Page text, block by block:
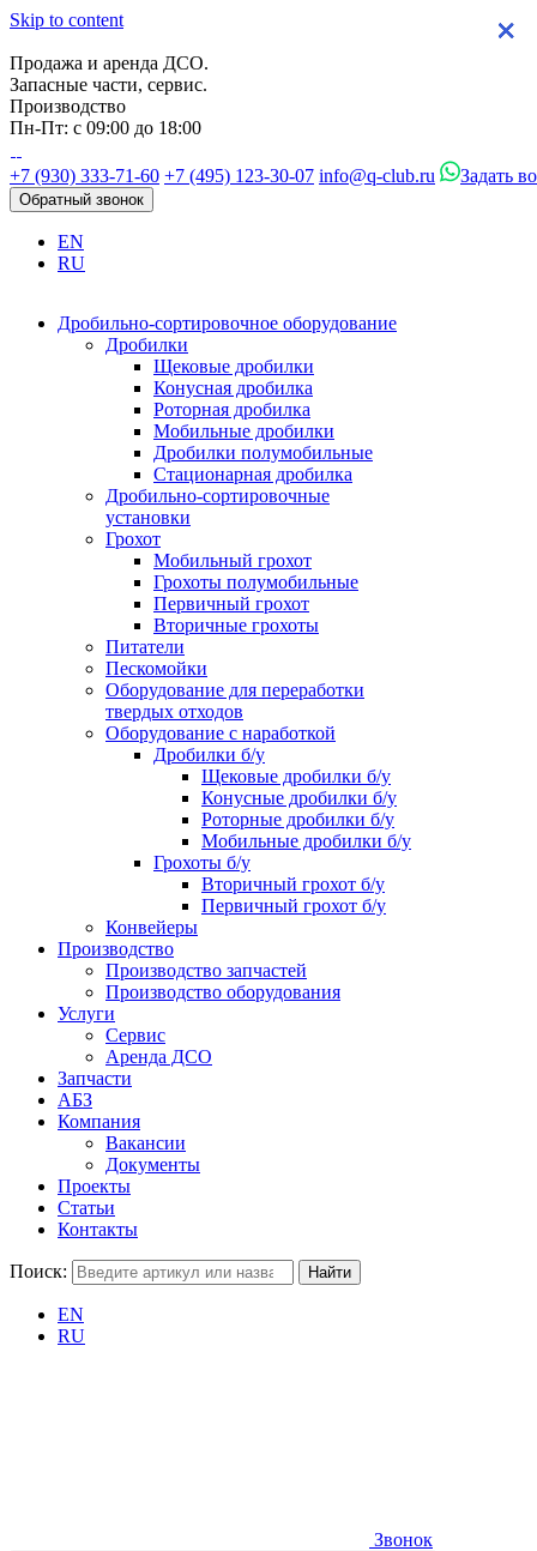
Skip to content
Продажа и аренда ДСО.
Запасные части, сервис.
Производство
Пн-Пт: с 09:00 до 18:00
+7 (930) 333-71-60 +7 (495) 123-30-07 info@q-club.ru Задать
Обратный звонок
EN
RU
Дробильно-сортировочное оборудование
Дробилки
Щековые дробилки
Конусная дробилка
Роторная дробилка
Мобильные дробилки
Дробилки полумобильные
Стационарная дробилка
Дробильно-сортировочные
установки
Грохот
Мобильный грохот
Грохоты полумобильные
Первичный грохот
Вторичные грохоты
Питатели
Пескомойки
Оборудование для переработки
твердых отходов
Оборудование с наработкой
Дробилки б/у
Щековые дробилки б/у
Конусные дробилки б/у
Роторные дробилки б/у
Мобильные дробилки б/у
Грохоты б/у
Вторичный грохот б/у
Первичный грохот б/у
Конвейеры
Производство
Производство запчастей
Производство оборудования
Услуги
Сервис
Аренда ДСО
Запчасти
АБЗ
Компания
Вакансии
Документы
Проекты
Статьи
Контакты
Поиск:
EN
RU
Звонок
×
×
×
×